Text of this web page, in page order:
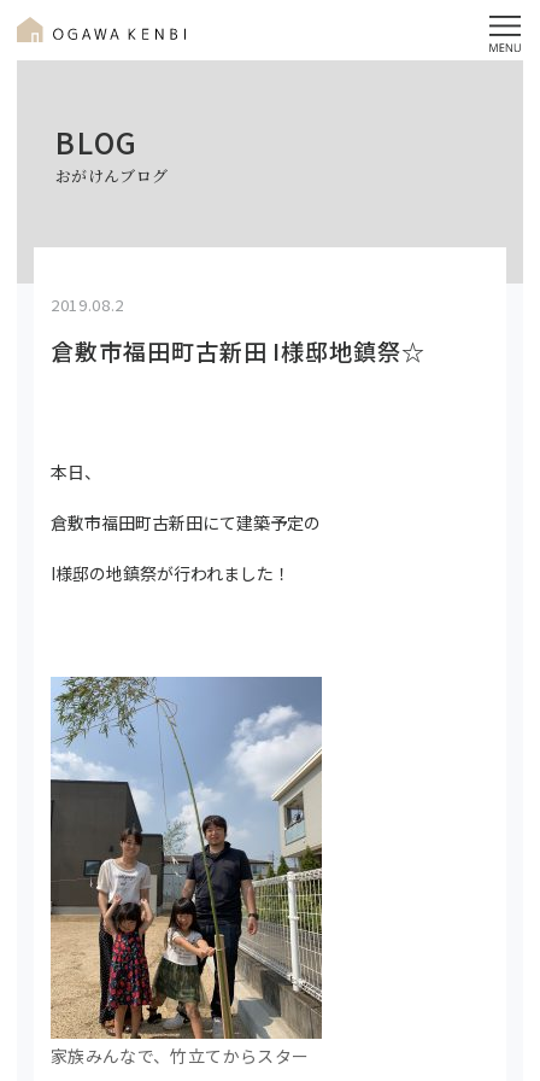
BLOG
おがけんブログ
2019.08.2
倉敷市福田町古新田 I様邸地鎮祭☆
本日、
倉敷市福田町古新田にて建築予定の
I様邸の地鎮祭が行われました！
家族みんなで、竹立てからスター